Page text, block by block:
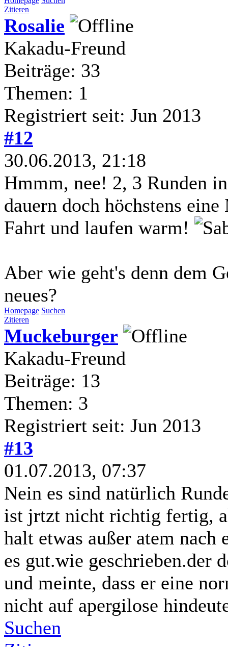
Zitieren
Rosalie
Kakadu-Freund
Beiträge: 33
Themen: 1
Registriert seit: Jun 2013
#12
30.06.2013, 21:18
Hmmm, nee! 2, 3 Runden
dauern doch höchstens
Fahrt und laufen warm!
Aber wie geht's denn dem
neues?
Homepage Suchen
Zitieren
Muckeburger
Kakadu-Freund
Beiträge: 13
Themen: 3
Registriert seit: Jun 2013
#13
01.07.2013, 07:37
Nein es sind natürlich
ist jrtzt nicht richtig fertig,
halt etwas außer atem nach
es gut.wie geschrieben.der
und meinte, dass er eine
nicht auf apergilose
Suchen